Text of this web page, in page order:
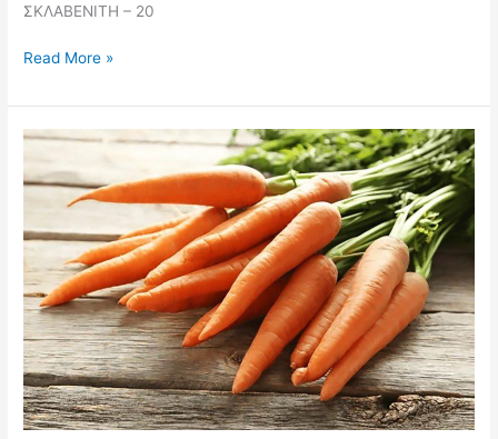
ΣΚΛΑΒΕΝΙΤΗ – 20
Οι
φθηνές
πατάτες
Read More »